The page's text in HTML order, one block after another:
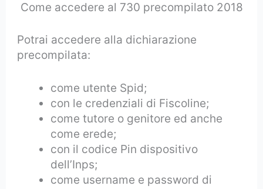
Come accedere al 730 precompilato 2018
Potrai accedere alla dichiarazione
precompilata:
come utente Spid;
con le credenziali di Fiscoline;
come tutore o genitore ed anche
come erede;
con il codice Pin dispositivo
dell’Inps;
come username e password di